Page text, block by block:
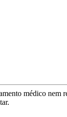
médico nem